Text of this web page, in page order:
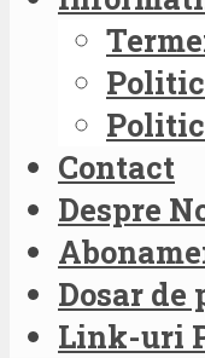
Contact
Despre
Dosar de
Link-uri